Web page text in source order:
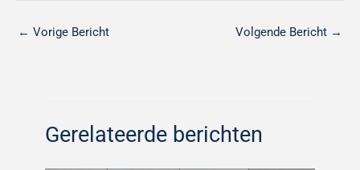
← Vorige Bericht Volgende Bericht →
Gerelateerde berichten